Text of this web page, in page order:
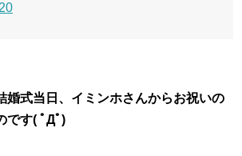
婚式当日、イミンホさんからお祝いの
です( ﾟДﾟ)